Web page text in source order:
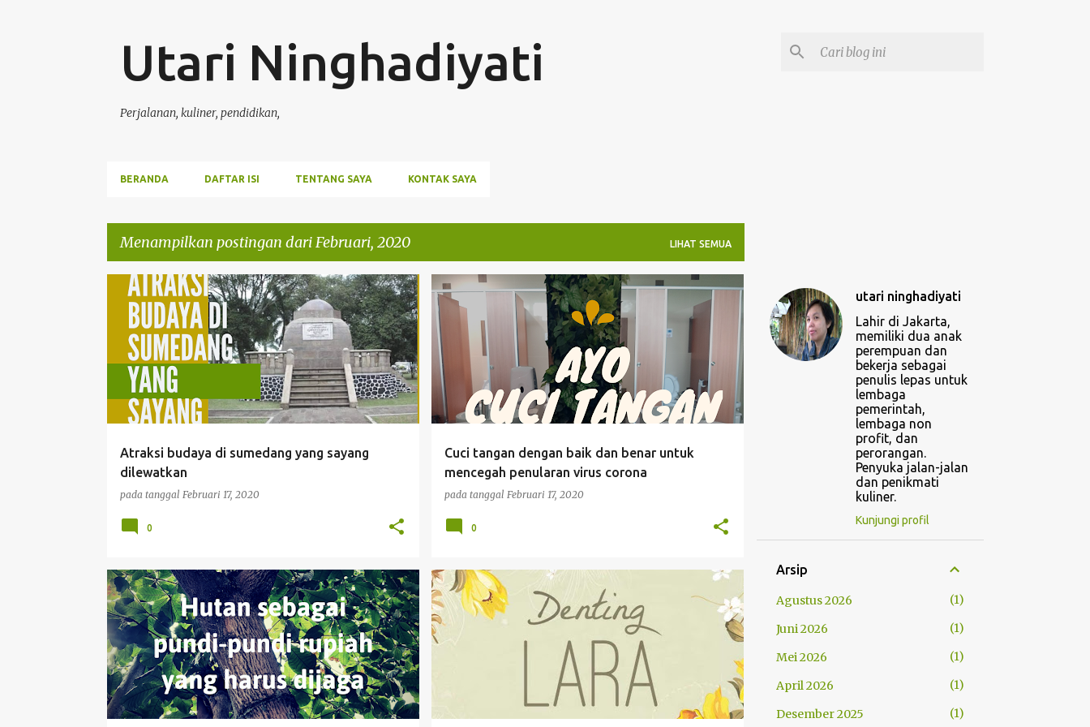
Utari Ninghadiyati
Perjalanan, kuliner, pendidikan,
BERANDA DAFTAR ISI TENTANG SAYA KONTAK SAYA
Menampilkan postingan dari Februari, 2020 LIHAT SEMUA
t
Atraksi budaya di sumedang yang sayang
dilewatkan
pada tanggal Februari 17, 2020
LOMBABLOG PERJALANAN
0
Cuci tangan dengan baik dan benar untuk
mencegah penularan virus corona
pada tanggal Februari 17, 2020
0
KULINER REVIEW
utari ninghadiyati
Lahir di Jakarta,
memiliki dua anak
perempuan dan
bekerja sebagai
penulis lepas untuk
lembaga
pemerintah,
lembaga non
profit, dan
perorangan.
Penyuka jalan-jalan
dan penikmati
kuliner.
Kunjungi profil
Arsip
Agustus 2026
1
Juni 2026
1
Mei 2026
1
April 2026
1
Desember 2025
1